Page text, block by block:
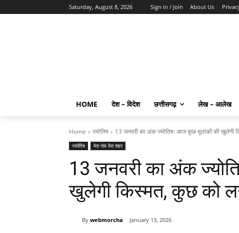
Saturday, August 8, 2026 Sign in / Join About Us
HOME देश – विदेश छत्तीसगढ़ लेख – आलेख
Home ज्योतिष 13 जनवरी का अंक ज्योतिष: आज कुछ मूलांकों की खुलेगी
ज्योतिष मेरा गांव मेरा शहर
13 जनवरी का अंक
खुलेगी किस्मत, कुछ को
By webmorcha January 13, 2026